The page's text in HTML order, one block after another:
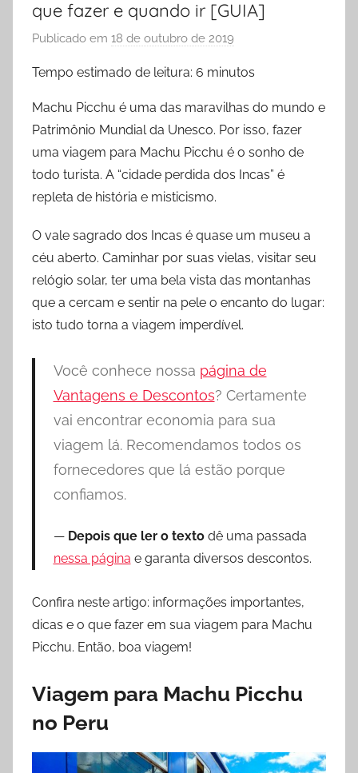
que fazer e quando ir [GUIA]
Publicado em 18 de outubro de 2019
r
s
p
e
a
n
o
Tempo estimado de leitura: 6 minutos
Machu Picchu é uma das maravilhas do mundo e
Patrimônio Mundial da Unesco. Por isso, fazer
uma viagem para Machu Picchu é o sonho de
todo turista. A “cidade perdida dos Incas” é
repleta de história e misticismo.
O vale sagrado dos Incas é quase um museu a
céu aberto. Caminhar por suas vielas, visitar seu
relógio solar, ter uma bela vista das montanhas
que a cercam e sentir na pele o encanto do lugar:
isto tudo torna a viagem imperdível.
Você conhece nossa página de
Vantagens e Descontos? Certamente
vai encontrar economia para sua
viagem lá. Recomendamos todos os
fornecedores que lá estão porque
confiamos.
Depois que ler o textodê uma passada
nessa página e garanta diversos descontos.
Confira neste artigo: informações importantes,
dicas e o que fazer em sua viagem para Machu
Picchu. Então, boa viagem!
Viagem para Machu Picchu
no Peru